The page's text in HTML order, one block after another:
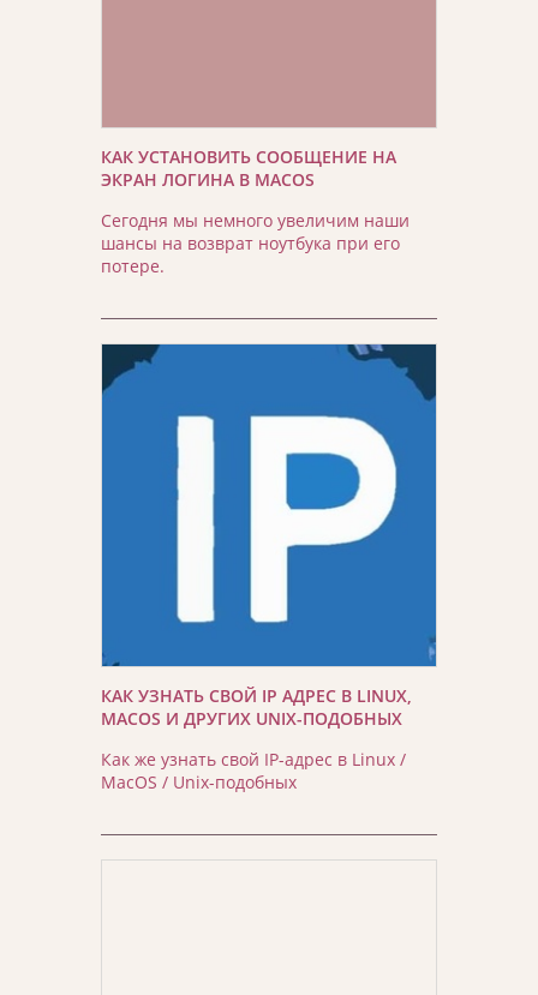
КАК УСТАНОВИТЬ СООБЩЕНИЕ НА
ЭКРАН ЛОГИНА В MACOS
Сегодня мы немного увеличим наши
шансы на возврат ноутбука при его
потере.
КАК УЗНАТЬ СВОЙ IP АДРЕС В LINUX,
MACOS И ДРУГИХ UNIX-ПОДОБНЫХ
Как же узнать свой IP-адрес в Linux /
MacOS / Unix-подобных